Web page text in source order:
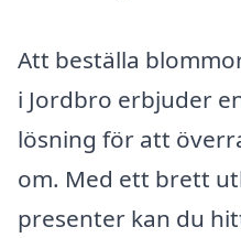
Att beställa
i Jordbro erbjuder
lösning för att
om. Med ett brett
presenter kan du